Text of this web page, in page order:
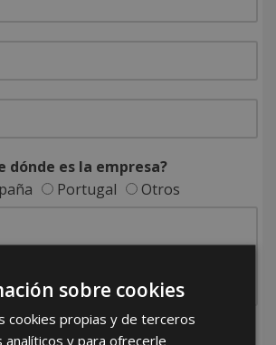
dónde es la empresa?
Portugal Otros
y acepto laPolítica de Privacidad
sobre cookies
cookies propias y de terceros
analíticos y para ofrecerle